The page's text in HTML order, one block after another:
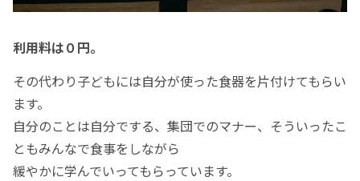
利用料は０円。
その代わり子どもには自分が使った食器を片付けてもらい
ます。
自分のことは自分でする、集団でのマナー、そういったこ
ともみんなで食事をしながら
緩やかに学んでいってもらっています。